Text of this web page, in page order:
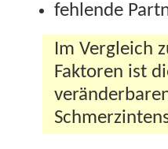
fehlende
Im Vergleich
Faktoren ist